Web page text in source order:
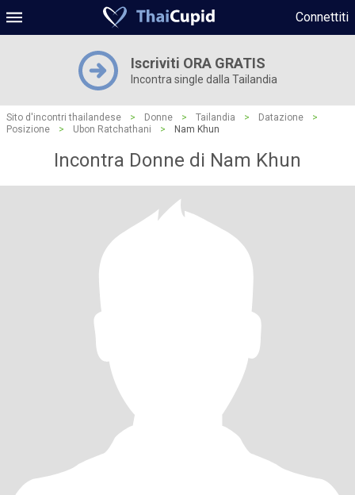
Connettiti
Iscriviti ORA GRATIS
Incontra single dalla Tailandia
Sito d'incontri thailandese > Donne > Tailandia > Datazione
>
Posizione
> Ubon Ratchathani > Nam Khun
Incontra Donne di Nam Khun